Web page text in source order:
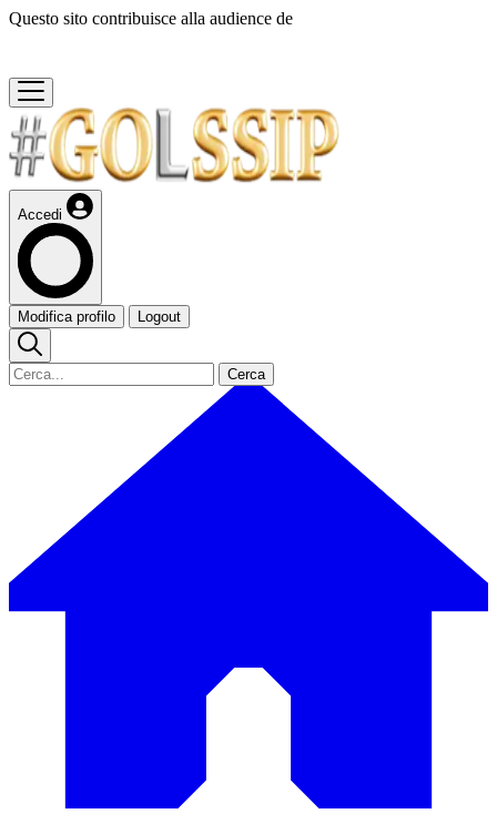
Questo sito contribuisce alla audience de
Accedi
Modifica profilo Logout
Cerca